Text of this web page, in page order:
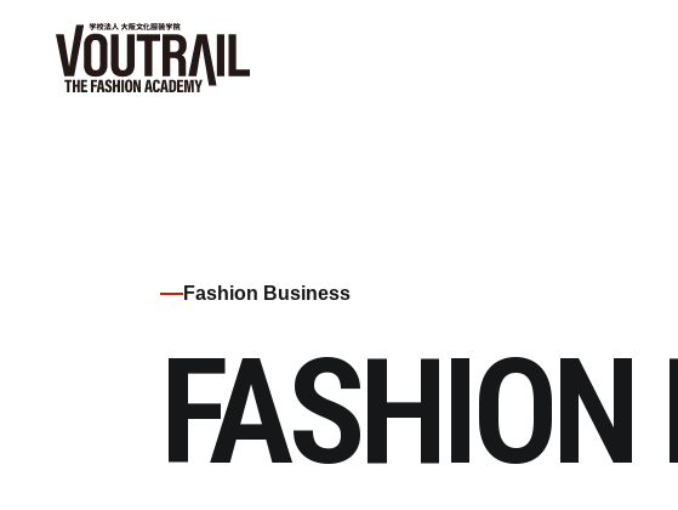
Fashion Business